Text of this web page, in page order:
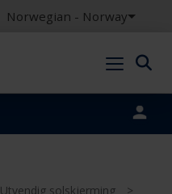
Norwegian - Norway
Utvendig solskjerming
>